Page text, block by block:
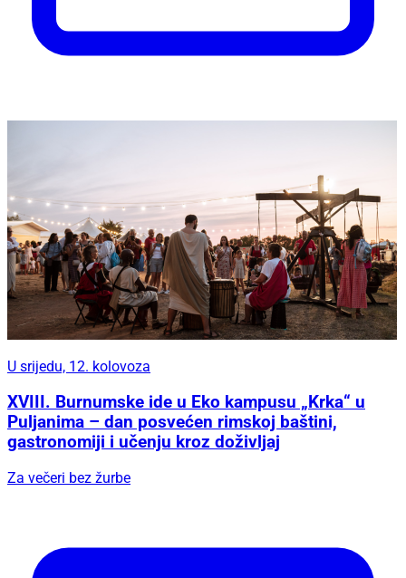
U srijedu, 12. kolovoza
XVIII. Burnumske ide u Eko kampusu „Krka“ u
Puljanima – dan posvećen rimskoj baštini,
gastronomiji i učenju kroz doživljaj
Za večeri bez žurbe